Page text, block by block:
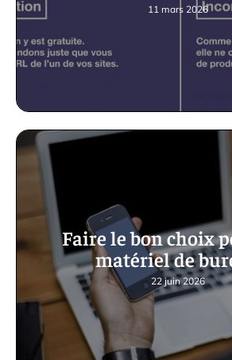
11 mars 2026
Faire le bon choix
matériel de
22 juin 2026